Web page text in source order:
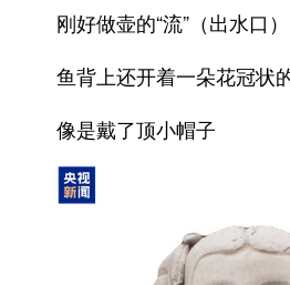
刚好做壶的“流” （出水口）
鱼背上还开着一朵花冠状
像是戴了顶小帽子